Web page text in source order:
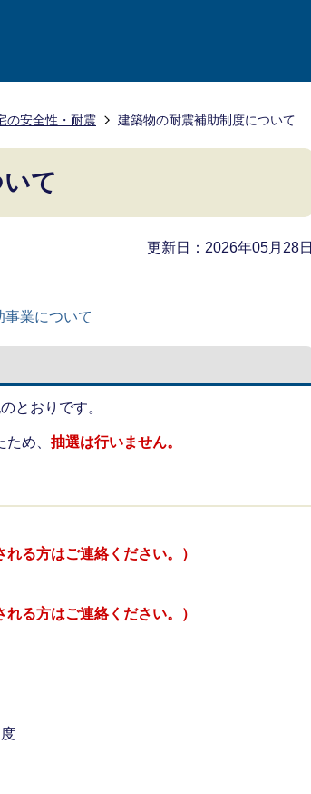
の安全性・耐震 建築物の耐震補助制度について
て
更新日：2026年05月28日
業について
とおりです。
め、 抽選は行いません。
る方はご連絡ください。）
る方はご連絡ください。）